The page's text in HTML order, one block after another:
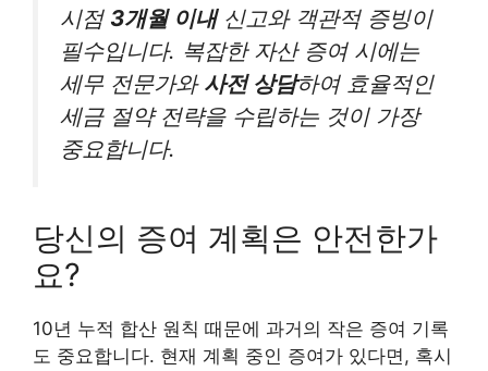
시점 3개월 이내신고와 객관적 증빙이
필수입니다. 복잡한 자산 증여 시에는
세무 전문가와 사전 상담하여 효율적인
세금 절약 전략을 수립하는 것이 가장
중요합니다.
당신의 증여 계획은 안전한가
요?
10년 누적 합산 원칙 때문에 과거의 작은 증여 기록
도 중요합니다. 현재 계획 중인 증여가 있다면, 혹시